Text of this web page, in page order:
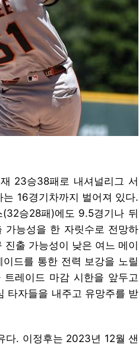
23승38패로 내셔널리그 서
16경기차까지 벌어져 있다.
승28패)에도 9.5경기나 뒤
가능성을 한 자릿수로 전망하
출 가능성이 낮은 여느 메이
드를 통한 전력 보강을 노릴
레이드 마감 시한을 앞두고
타자들을 내주고 유망주를 받
다. 이정후는 2023년 12월 샌